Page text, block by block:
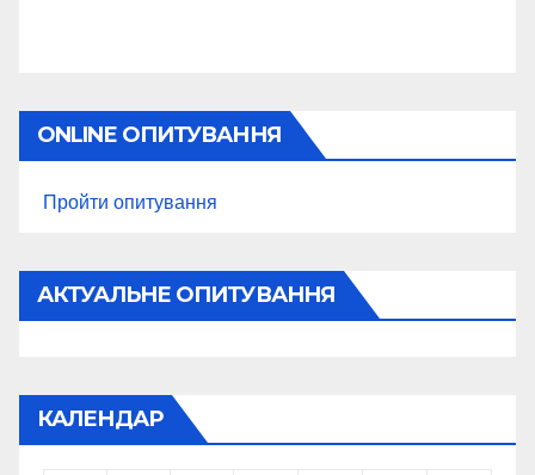
ONLINE ОПИТУВАННЯ
Пройти опитування
АКТУАЛЬНЕ ОПИТУВАННЯ
КАЛЕНДАР